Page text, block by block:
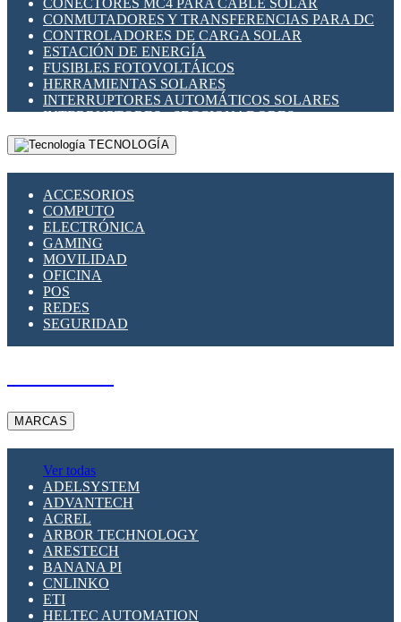
CONECTORES MC4 PARA CABLE SOLAR
CONMUTADORES Y TRANSFERENCIAS PARA DC
CONTROLADORES DE CARGA SOLAR
ESTACIÓN DE ENERGÍA
FUSIBLES FOTOVOLTÁICOS
HERRAMIENTAS SOLARES
INTERRUPTORES AUTOMÁTICOS SOLARES
INTERRUPTORES - SECCIONADORES
FOTOVOLTÁICOS
MONTAJE PANEL SOLAR
SUPRESOR DE TRANSIENTES SPDS PARA
APLICACIONES FOTOVOLTAICAS
TECNOLOGÍA
ACCESORIOS
COMPUTO
ELECTRÓNICA
GAMING
MOVILIDAD
OFICINA
POS
REDES
SEGURIDAD
MARCAS
Ver todas
ADELSYSTEM
ADVANTECH
ACREL
ARBOR TECHNOLOGY
ARESTECH
BANANA PI
CNLINKO
ETI
HELTEC AUTOMATION